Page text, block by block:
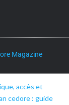
Magazine
accès et
cedore : guide